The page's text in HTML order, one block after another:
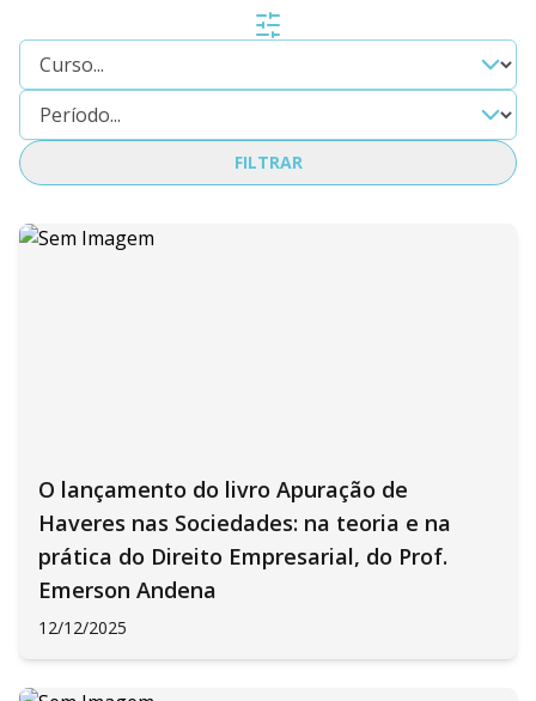
FILTRAR
O lançamento do livro Apuração de
Haveres nas Sociedades: na teoria e na
prática do Direito Empresarial, do Prof.
Emerson Andena
12/12/2025